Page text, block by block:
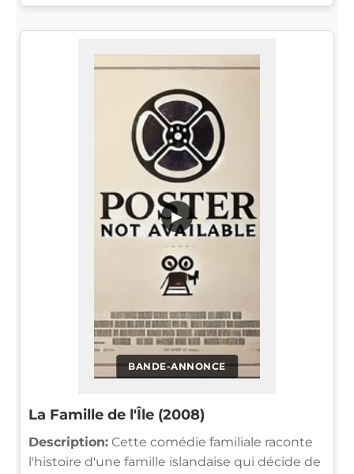
BANDE-ANNONCE
▶
La Famille de l'Île (2008)
Description: Cette comédie familiale raconte
l'histoire d'une famille islandaise qui décide de